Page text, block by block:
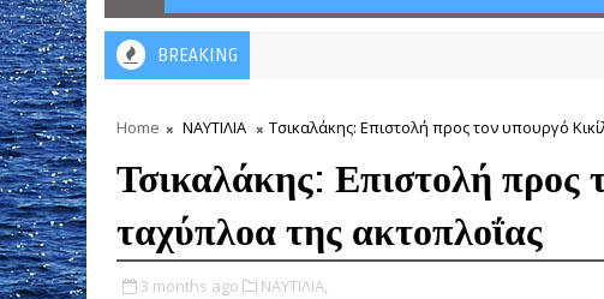
BREAKING
Home ΝΑΥΤΙΛΙΑ Τσικαλάκης: Επιστολή προς τον υπουργό
Τσικαλάκης: Επιστολή προς
ταχύπλοα της ακτοπλοΐας
3 months ago ΝΑΥΤΙΛΙΑ,